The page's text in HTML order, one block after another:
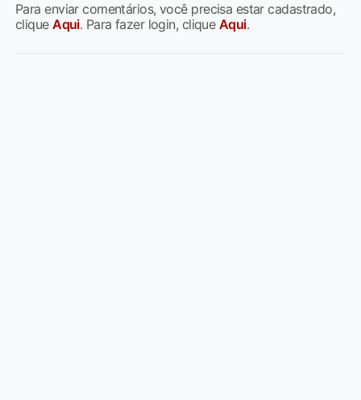
Para enviar comentários, você precisa estar cadastrado,
cliqueAqui. Para fazer login, clique Aqui.